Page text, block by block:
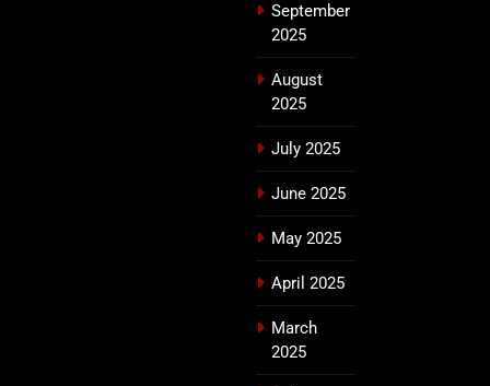
September
2025
August
2025
July 2025
June 2025
May 2025
April 2025
March
2025